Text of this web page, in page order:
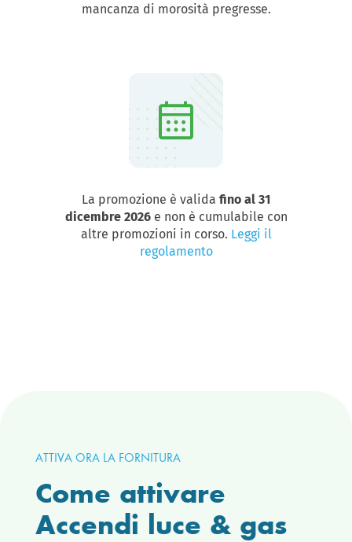
mancanza di morosità pregresse.
La promozione è valida fino al 31
dicembre 2026e non è cumulabile con
altre promozioni in corso. Leggi il
regolamento
ATTIVA ORA LA FORNITURA
Come attivare
Accendi luce & gas